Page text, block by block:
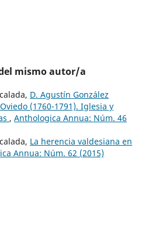
mismo autor/a
D. Agustín González
(1760-1791). Iglesia y
, Anthologica Annua: Núm. 46
La herencia valdesiana en
Annua: Núm. 62 (2015)